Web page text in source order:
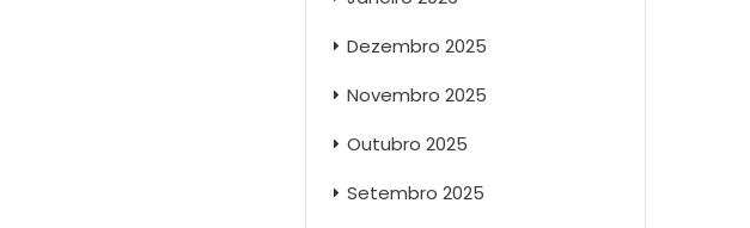
Dezembro 2025
Novembro 2025
Outubro 2025
Setembro 2025